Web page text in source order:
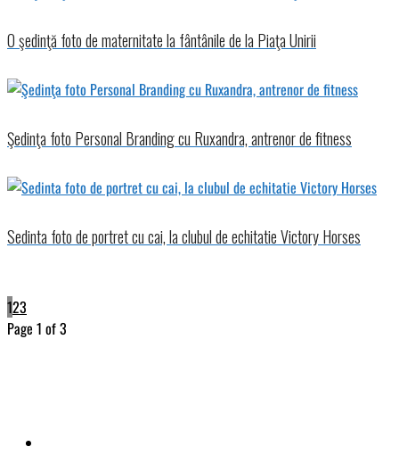
O şedinţă foto de maternitate la fântânile de la Piaţa Unirii
Şedinţa foto Personal Branding cu Ruxandra, antrenor de fitness
Sedinta foto de portret cu cai, la clubul de echitatie Victory Horses
123
Page 1 of 3